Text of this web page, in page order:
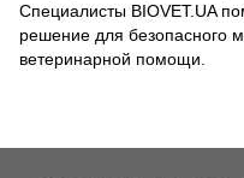
Специалисты BIOVET.UA
решение для безопасного
ветеринарной помощи.